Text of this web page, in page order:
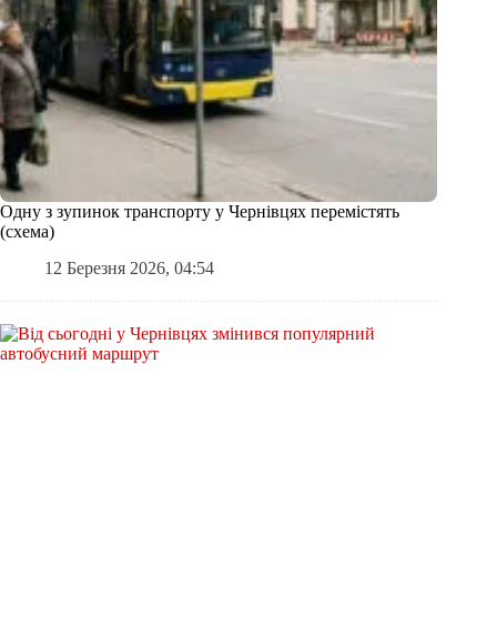
Одну з зупинок транспорту у Чернівцях перемістять
(схема)
12 Березня 2026, 04:54